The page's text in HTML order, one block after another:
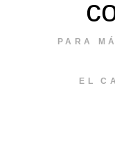
PARA
EL